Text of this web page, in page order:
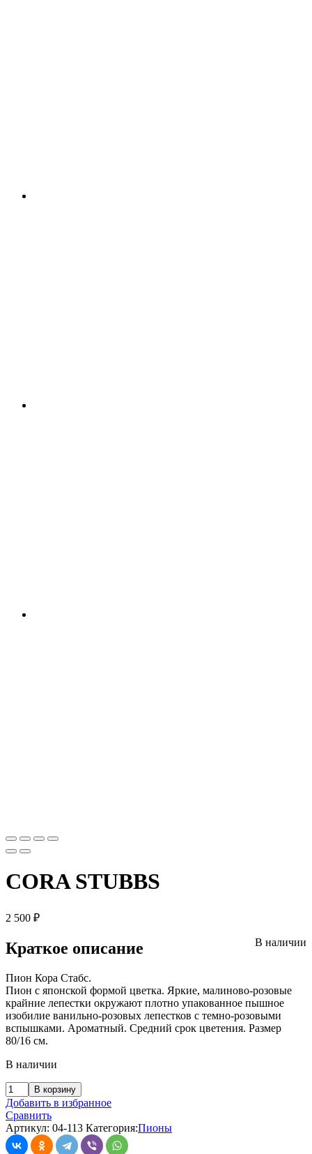
CORA STUBBS
2 500 ₽
В наличии
Краткое описание
Пион Кора Стабс.
Пион с японской формой цветка. Яркие, малиново-розовые
крайние лепестки окружают плотно упакованное пышное
изобилие ванильно-розовых лепестков с темно-розовыми
вспышками. Ароматный. Средний срок цветения. Размер
80/16 см.
В наличии
В корзину
Добавить в избранное
Сравнить
Артикул: 04-113 Категория:Пионы